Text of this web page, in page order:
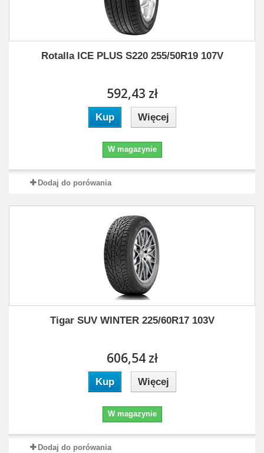
Rotalla ICE PLUS S220 255/50R19 107V
592,43 zł
Kup Więcej
W magazynie
Dodaj do porówania
Tigar SUV WINTER 225/60R17 103V
606,54 zł
Kup Więcej
W magazynie
Dodaj do porówania